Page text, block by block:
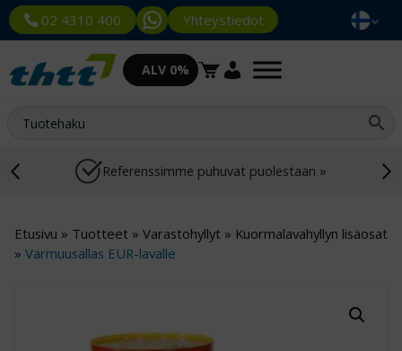
02 4310 400 Yhteystiedot
ALV 0%
Referenssimme puhuvat puolestaan »
Etusivu » Tuotteet » Varastohyllyt » Kuormalavahyllyn lisäosat
» Varmuusallas EUR-lavalle